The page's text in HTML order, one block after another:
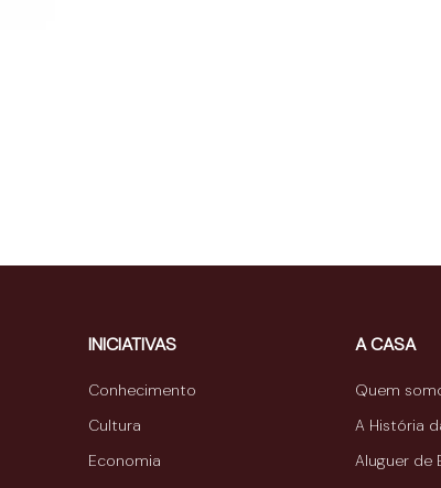
INICIATIVAS
Conhecimento
Cultura
Economia
A CASA
Quem
A História
Aluguer de